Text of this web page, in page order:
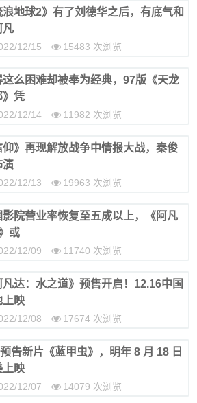
浪地球2》有了刘德华之后，有底气和
凡
12/15 15483 次浏览
这么困难却被奉为经典，97版《天龙
》凭
12/14 11982 次浏览
仰》再现解放战争中情报大战，秦俊
演
12/13 19963 次浏览
影院营业率恢复至五成以上，《阿凡
或
12/09 11740 次浏览
凡达：水之道》预售开启！12.16中国
上映
12/08 17674 次浏览
告新片《蓝甲虫》，明年 8 月 18 日
上映
12/07 14079 次浏览